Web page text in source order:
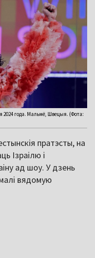
2024 года. Мальмё, Швецыя. (Фота:
пратэсты, на
Ізраілю і
ад шоу. У дзень
вядомую